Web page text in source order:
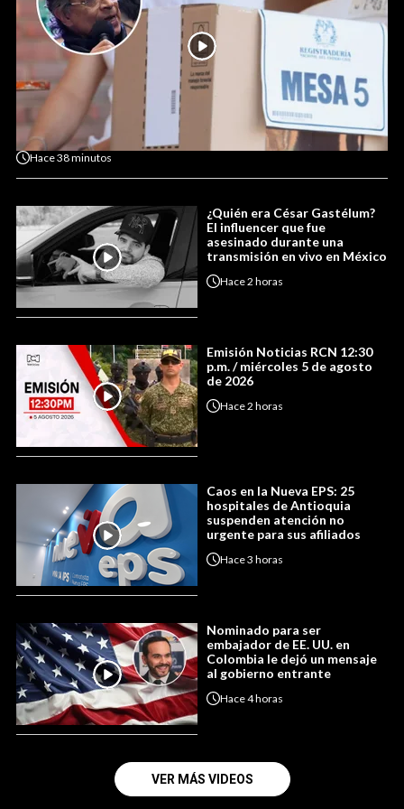
Hace38 minutos
¿Quién era César Gastélum?
El influencer que fue
asesinado durante una
transmisión en vivo en México
Hace2 horas
Emisión Noticias RCN 12:30
p.m. / miércoles 5 de agosto
de 2026
Hace2 horas
Caos en la Nueva EPS: 25
hospitales de Antioquia
suspenden atención no
urgente para sus afiliados
Hace3 horas
Nominado para ser
embajador de EE. UU. en
Colombia le dejó un mensaje
al gobierno entrante
Hace4 horas
VER MÁS VIDEOS